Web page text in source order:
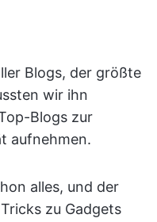
Blogs, der größte
wir ihn
Blogs zur
aufnehmen.
alles, und der
zu Gadgets